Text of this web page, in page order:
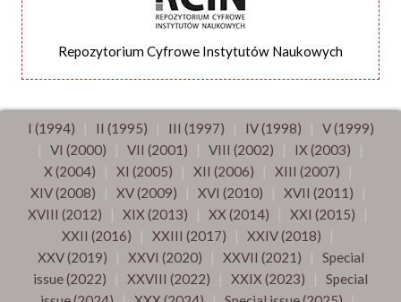
Repozytorium Cyfrowe Instytutów Naukowych
I (1994) | II (1995) | III (1997) | IV (1998) | V (1999)
| VI (2000) | VII (2001) | VIII (2002) | IX (2003) |
X (2004) | XI (2005) | XII (2006) | XIII (2007) |
XIV (2008) | XV (2009) | XVI (2010) | XVII (2011) |
XVIII (2012) | XIX (2013) | XX (2014) | XXI (2015) |
XXII (2016) | XXIII (2017) | XXIV (2018) |
XXV (2019) | XXVI (2020) | XXVII (2021) | Special
issue (2022) | XXVIII (2022) | XXIX (2023) | Special